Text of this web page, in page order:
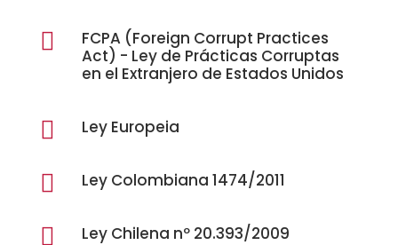

FCPA (Foreign Corrupt Practices
Act) - Ley de Prácticas Corruptas
en el Extranjero de Estados Unidos
 Ley Europeia
 Ley Colombiana 1474/2011
 Ley Chilena nº 20.393/2009